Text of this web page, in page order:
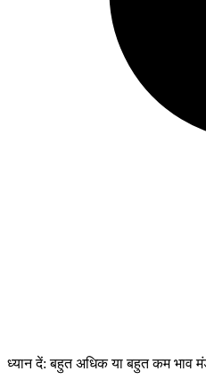
ध्यान दें: बहुत अधिक या बहुत कम भाव